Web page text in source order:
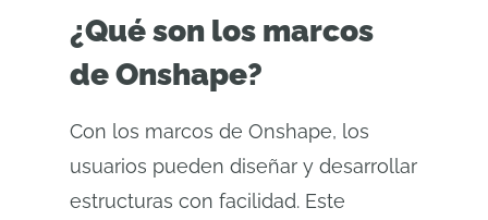
¿Qué son los marcos
de Onshape?
Con los marcos de Onshape, los
usuarios pueden diseñar y desarrollar
estructuras con facilidad. Este